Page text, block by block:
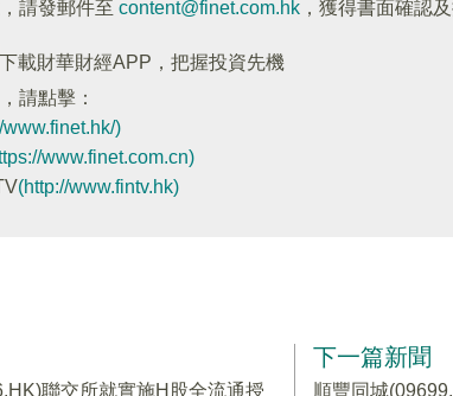
請發郵件至 content@finet.com.hk ，獲得書面確認
下載財華財經APP，把握投資先機
請點擊：
www.finet.hk/)
www.finet.com.cn)
(http://www.fintv.hk)
聯交所就實施H股全流通授
下一篇新聞
順豐同城